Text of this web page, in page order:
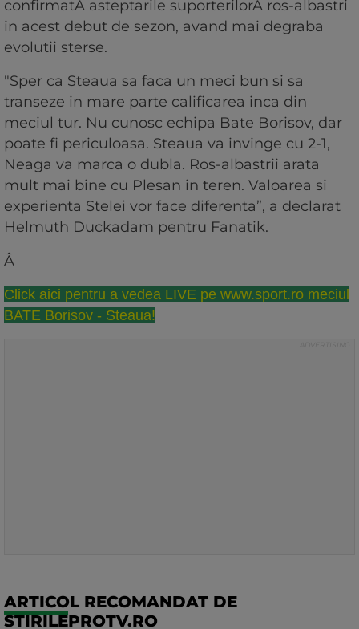
confirmatÂ asteptarile suporterilorÂ ros-albastri
in acest debut de sezon, avand mai degraba
evolutii sterse.
"Sper ca Steaua sa faca un meci bun si sa
transeze in mare parte calificarea inca din
meciul tur. Nu cunosc echipa Bate Borisov, dar
poate fi periculoasa. Steaua va invinge cu 2-1,
Neaga va marca o dubla. Ros-albastrii arata
mult mai bine cu Plesan in teren. Valoarea si
experienta Stelei vor face diferenta”, a declarat
Helmuth Duckadam pentru Fanatik.
Â
Click aici pentru a vedea LIVE pe www.sport.ro meciul
BATE Borisov - Steaua!
ARTICOL RECOMANDAT DE
STIRILEPROTV.RO